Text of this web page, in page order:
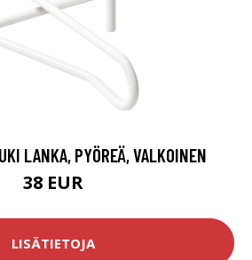
LANKA, PYÖREÄ, VALKOINEN
38 EUR
LISÄTIETOJA